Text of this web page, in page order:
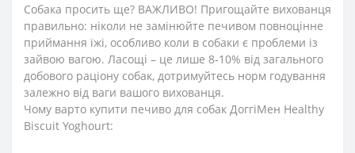
Собака просить ще? ВАЖЛИВО! Пригощайте вихованця
правильно: ніколи не замінюйте печивом повноцінне
приймання їжі, особливо коли в собаки є проблеми із
зайвою вагою. Ласощі – це лише 8-10% від загального
добового раціону собак, дотримуйтесь норм годування
залежно від ваги вашого вихованця.
Чому варто купити печиво для собак ДоггіМен Healthy
Biscuit Yoghourt: